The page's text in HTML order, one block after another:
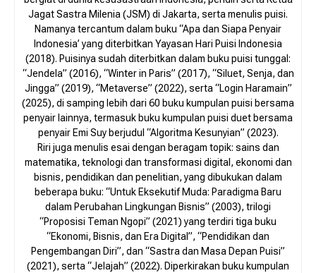
Jagat Sastra Milenia (JSM) di Jakarta, serta menulis puisi.
Namanya tercantum dalam buku “Apa dan Siapa Penyair
Indonesia’ yang diterbitkan Yayasan Hari Puisi Indonesia
(2018). Puisinya sudah diterbitkan dalam buku puisi tunggal:
“Jendela” (2016), “Winter in Paris” (2017), “Siluet, Senja, dan
Jingga” (2019), “Metaverse” (2022), serta “Login Haramain”
(2025), di samping lebih dari 60 buku kumpulan puisi bersama
penyair lainnya, termasuk buku kumpulan puisi duet bersama
penyair Emi Suy berjudul “Algoritma Kesunyian” (2023).
Riri juga menulis esai dengan beragam topik: sains dan
matematika, teknologi dan transformasi digital, ekonomi dan
bisnis, pendidikan dan penelitian, yang dibukukan dalam
beberapa buku: “Untuk Eksekutif Muda: Paradigma Baru
dalam Perubahan Lingkungan Bisnis” (2003), trilogi
“Proposisi Teman Ngopi” (2021) yang terdiri tiga buku
“Ekonomi, Bisnis, dan Era Digital”, “Pendidikan dan
Pengembangan Diri”, dan “Sastra dan Masa Depan Puisi”
(2021), serta “Jelajah” (2022). Diperkirakan buku kumpulan